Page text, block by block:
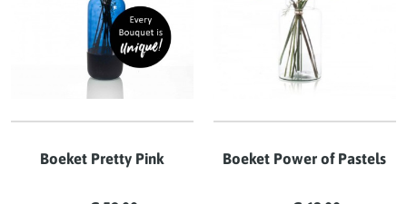
Boeket Pretty Pink Boeket Power of Pastels